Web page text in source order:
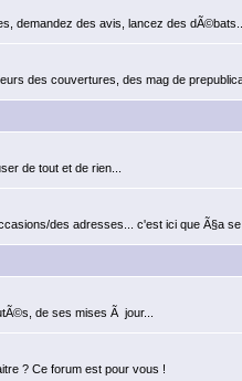
demandez des avis, lancez des
des couvertures, des mag de
de tout et de rien...
des adresses... c'est ici que Ã§a
de ses mises Ã jour...
? Ce forum est pour vous !